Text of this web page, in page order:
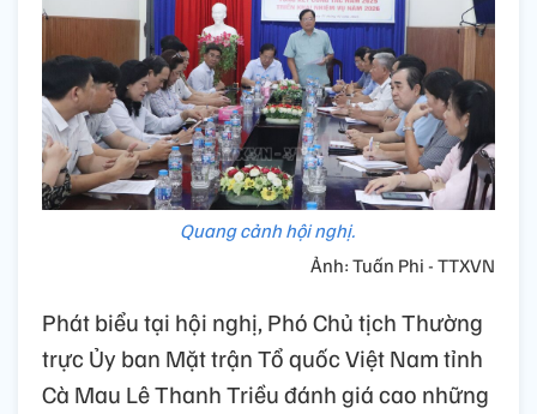
Quang cảnh hội nghị.
Ảnh: Tuấn Phi - TTXVN
Phát biểu tại hội nghị, Phó Chủ tịch Thường
trực Ủy ban Mặt trận Tổ quốc Việt Nam tỉnh
Cà Mau Lê Thanh Triều đánh giá cao những